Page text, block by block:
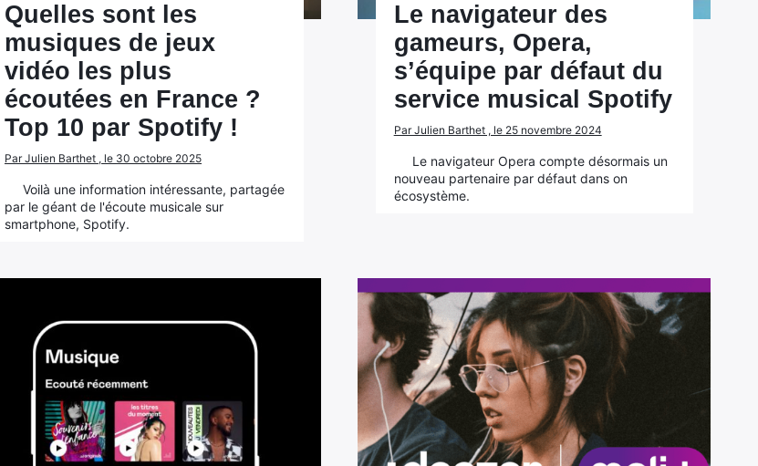
Quelles sont les
musiques de jeux
vidéo les plus
écoutées en France ?
Top 10 par Spotify !
Par Julien Barthet , le 30 octobre 2025
Voilà une information intéressante, partagée
par le géant de l'écoute musicale sur
smartphone, Spotify.
Le navigateur des
gameurs, Opera,
s’équipe par défaut du
service musical Spotify
Par Julien Barthet , le 25 novembre 2024
Le navigateur Opera compte désormais un
nouveau partenaire par défaut dans on
écosystème.